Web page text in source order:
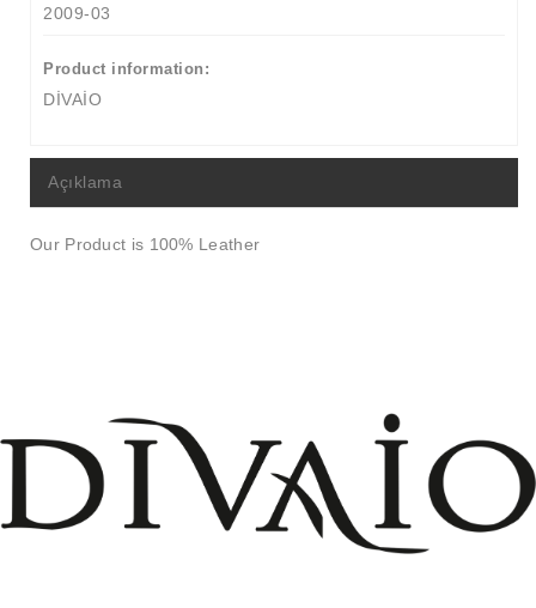
2009-03
Product information:
DİVAİO
Açıklama
Our Product is 100% Leather